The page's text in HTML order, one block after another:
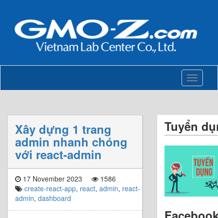
Toggle
Xây dựng 1 trang
admin nhanh chóng
với react-admin
17 November 2023
1586
create-react-app, react, admin, react-
admin, dashboard
Tuyển